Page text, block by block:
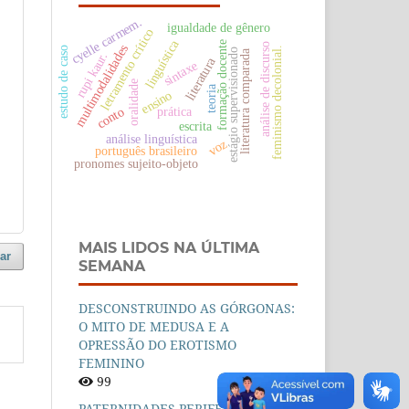
formação docente
teoria
prática
ensino
oralidade
letramento crítico
multimodalidades
igualdade de gênero
estágio supervisionado
análise linguística
sintaxe
português brasileiro
pronomes sujeito-objeto
literatura comparadaanálise de discurso
cyelle carmem.
feminismo decolonial.
estudo de caso
escrita
literatura
linguística
conto
voz
rupi kaur.
MAIS LIDOS NA ÚLTIMA
SEMANA
DESCONSTRUINDO AS GÓRGONAS:
O MITO DE MEDUSA E A
OPRESSÃO DO EROTISMO
FEMININO
99